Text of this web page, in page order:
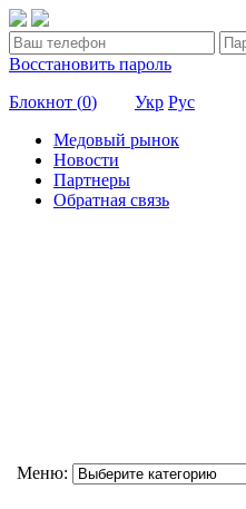
Восстановить пароль
Блокнот (0) Укр Рус
Медовый рынок
Новости
Партнеры
Обратная связь
Меню: